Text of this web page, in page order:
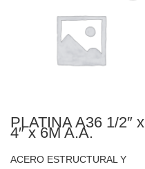
PLATINA A36 1/2″ x
4″ x 6M A.A.
ACERO ESTRUCTURAL Y